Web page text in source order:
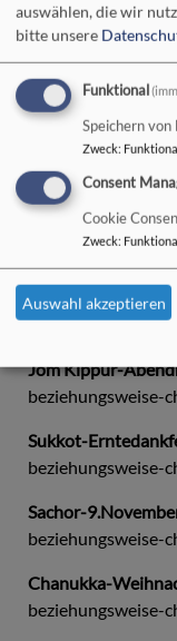
https://
mizwa-
Schawuot-
beziehungsweise-
Namensgebung-
Schabbat-Sonntag:
Tischa bav -
beziehungsweise-
Jom Kippur-
beziehungsweise-
Sukkot-
beziehungsweise-
Sachor-
beziehungsweise-
Chanukka-
beziehungsweise-
auswählen, die wir
bitte unsere
Funktional
Speichern
Zweck:
Consent
Cookie
Zweck:
Auswahl akzeptieren